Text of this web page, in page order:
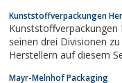
Kunststoffverpackungen
Kunststoffverpackungen
seinen drei Divisionen
Herstellern auf diesem
Mayr-Melnhof Packaging